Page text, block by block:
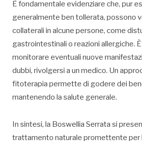
È fondamentale evidenziare che, pur
generalmente ben tollerata, possono
collaterali in alcune persone, come
gastrointestinali o reazioni allergiche.
monitorare eventuali nuove
dubbi, rivolgersi a un medico. Un
fitoterapia permette di godere dei
mantenendo la salute generale.
In sintesi, la Boswellia Serrata si
trattamento naturale promettente per